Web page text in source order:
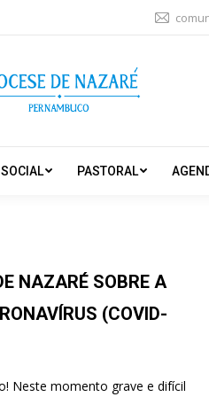
PASTORAL
NAZARÉ SOBRE A
(COVID-
Neste momento grave e difícil